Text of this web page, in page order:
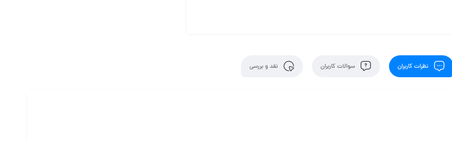
نظرات کاربران سوالات کاربران نقد و بررسی